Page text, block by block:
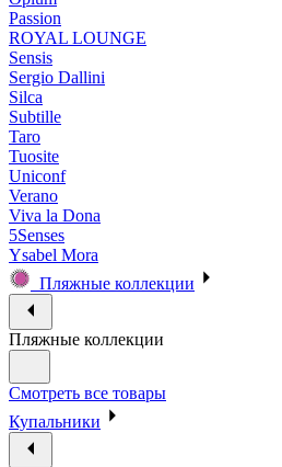
Passion
ROYAL LOUNGE
Sensis
Sergio Dallini
Silca
Subtille
Taro
Tuosite
Uniconf
Verano
Viva la Dona
5Senses
Ysabel Mora
Пляжные коллекции
Пляжные коллекции
Смотреть все товары
Купальники